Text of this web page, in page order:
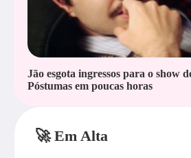
Jão esgota ingressos para o show
Póstumas em poucas horas
🚀 Em Alta